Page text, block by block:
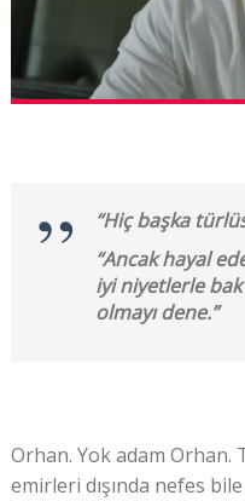
“Hiç başka
“Ancak hayal
iyi niyetlerle
olmayı dene.”
Orhan. Yok adam Orhan.
emirleri dışında nefes